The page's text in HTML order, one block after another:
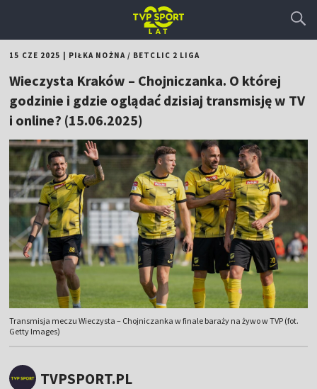
15 CZE 2025 PIŁKA NOŻNA/ BETCLIC 2 LIGA
Wieczysta Kraków – Chojniczanka. O której
godzinie i gdzie oglądać dzisiaj transmisję w TV
i online? (15.06.2025)
Transmisja meczu Wieczysta – Chojniczanka w finale baraży na żywo w TVP (fot.
Getty Images)
TVPSPORT.PL